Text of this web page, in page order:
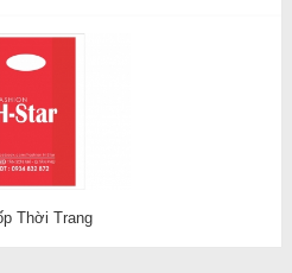
Thời Trang